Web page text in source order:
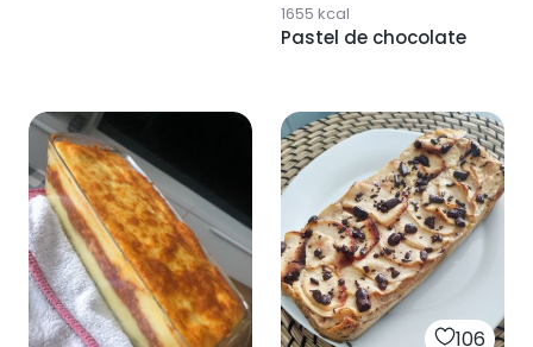
1655 kcal
Pastel de chocolate
106